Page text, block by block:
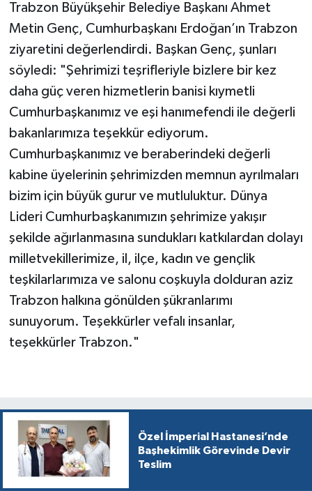
Trabzon Büyükşehir Belediye Başkanı Ahmet
Metin Genç, Cumhurbaşkanı Erdoğan’ın Trabzon
ziyaretini değerlendirdi. Başkan Genç, şunları
söyledi: "Şehrimizi teşrifleriyle bizlere bir kez
daha güç veren hizmetlerin banisi kıymetli
Cumhurbaşkanımız ve eşi hanımefendi ile değerli
bakanlarımıza teşekkür ediyorum.
Cumhurbaşkanımız ve beraberindeki değerli
kabine üyelerinin şehrimizden memnun ayrılmaları
bizim için büyük gurur ve mutluluktur. Dünya
Lideri Cumhurbaşkanımızın şehrimize yakışır
şekilde ağırlanmasına sundukları katkılardan dolayı
milletvekillerimize, il, ilçe, kadın ve gençlik
teşkilarlarımıza ve salonu coşkuyla dolduran aziz
Trabzon halkına gönülden şükranlarımı
sunuyorum. Teşekkürler vefalı insanlar,
teşekkürler Trabzon."
Özel İmperial Hastanesi’nde
Başhekimlik Görevinde Devir
Teslim